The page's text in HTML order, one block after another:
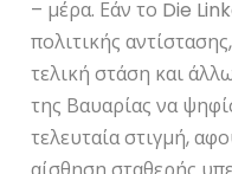
– μέρα. Εάν το Die
πολιτικής
τελική στάση και
της Βαυαρίας να
τελευταία στιγμή,